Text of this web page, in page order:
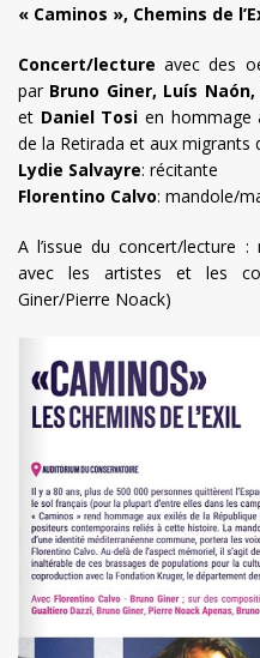
« Caminos », Chemins de
Concert/lecture avec des
par Bruno Giner, Luís
et Daniel Tosi en hommage
de la Retirada et aux migrants
Lydie Salvayre: récitante
Florentino Calvo: mandole/
A l’issue du concert/lecture :
avec les artistes et les
Giner/Pierre Noack)